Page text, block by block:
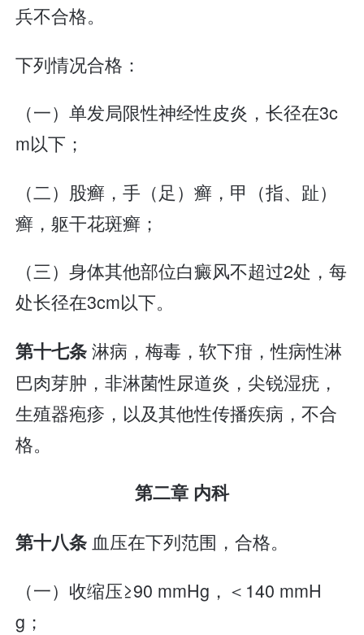
兵不合格。
下列情况合格：
（一）单发局限性神经性皮炎，长径在3c
m以下；
（二）股癣，手（足）癣，甲（指、趾）
癣，躯干花斑癣；
（三）身体其他部位白癜风不超过2处，每
处长径在3cm以下。
第十七条淋病，梅毒，软下疳，性病性淋
巴肉芽肿，非淋菌性尿道炎，尖锐湿疣，
生殖器疱疹，以及其他性传播疾病，不合
格。
第二章 内科
第十八条 血压在下列范围，合格。
（一）收缩压≥90 mmHg，＜140 mmH
g；